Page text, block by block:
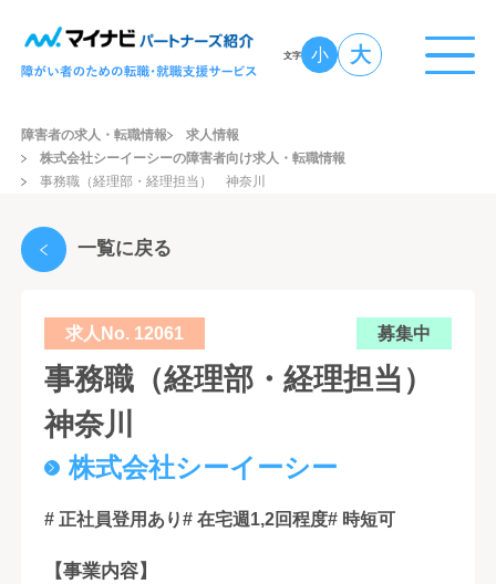
文字 小 大
障害者の求人・転職情報
求人情報
株式会社シーイーシーの障害者向け求人・転職情報
事務職（経理部・経理担当） 神奈川
一覧に戻る
求人No. 12061 募集中
事務職（経理部・経理担当）
神奈川
株式会社シーイーシー
# 正社員登用あり# 在宅週1,2回程度# 時短可
【事業内容】